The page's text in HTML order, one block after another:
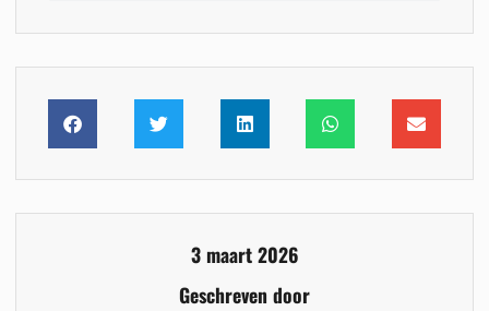
3 maart 2026
Geschreven door